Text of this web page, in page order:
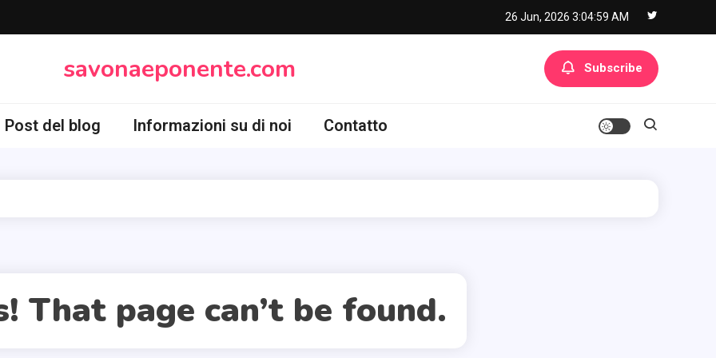
26 Jun, 2026 3:04:59 AM
savonaeponente.com Subscribe
Post del blog Informazioni su di noi Contatto
That page can’t be found.